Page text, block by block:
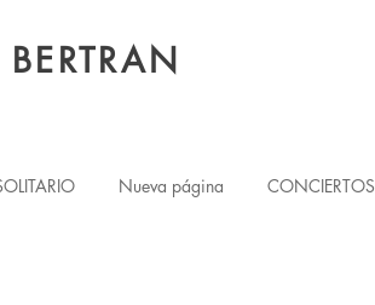
Nueva página CONCIERTOS